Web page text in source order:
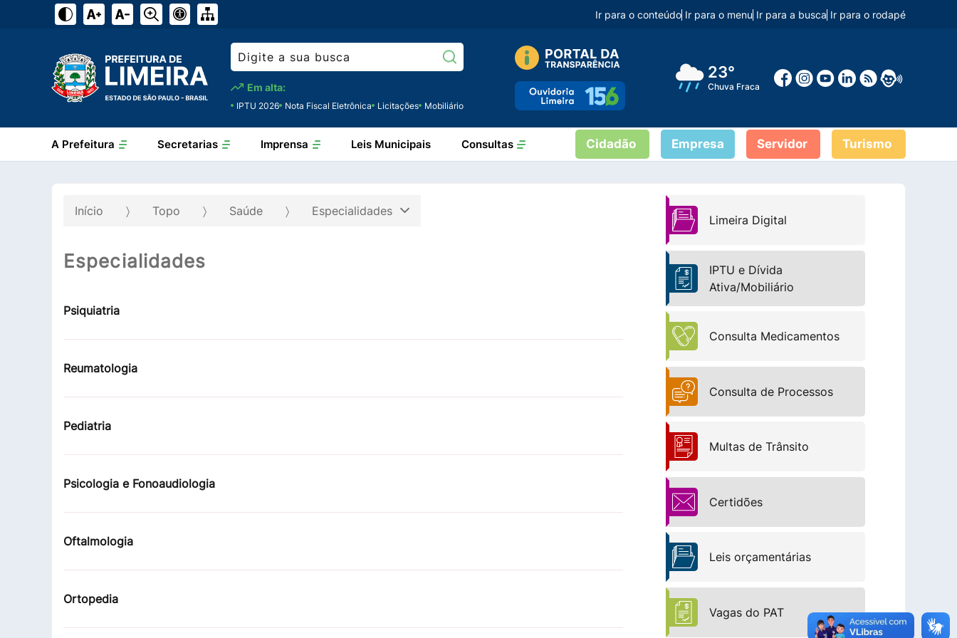
Ir para o conteúdo Ir para o menu Ir para a busca Ir para o rodapé
Pesquisar:
Em alta:
IPTU 2026 Nota Fiscal Eletrônica Licitações Mobiliário
23°
Chuva Fraca
Leis Municipais
A Prefeitura Secretarias Imprensa Consultas Cidadão Empresa Servidor Turismo
Início Topo Saúde Especialidades
Especialidades
Psiquiatria
Reumatologia
Pediatria
Psicologia e Fonoaudiologia
Oftalmologia
Ortopedia
Limeira Digital
IPTU e Dívida
Ativa/Mobiliário
Consulta Medicamentos
Consulta de Processos
Multas de Trânsito
Certidões
Leis orçamentárias
Vagas do PAT